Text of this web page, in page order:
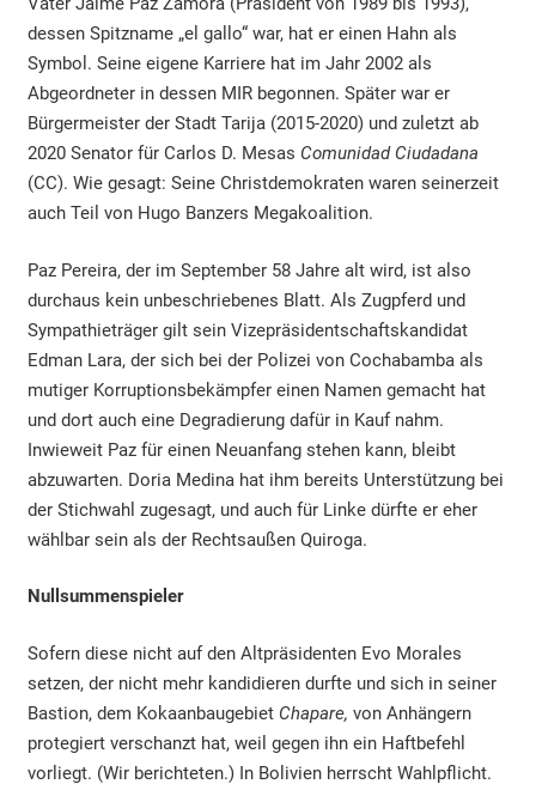
dessen Spitzname „el gallo“ war, hat er einen Hahn als
Symbol. Seine eigene Karriere hat im Jahr 2002 als
Abgeordneter in dessen MIR begonnen. Später war er
Bürgermeister der Stadt Tarija (2015-2020) und zuletzt ab
2020 Senator für Carlos D. Mesas Comunidad Ciudadana
(CC). Wie gesagt: Seine Christdemokraten waren seinerzeit
auch Teil von Hugo Banzers Megakoalition.
Paz Pereira, der im September 58 Jahre alt wird, ist also
durchaus kein unbeschriebenes Blatt. Als Zugpferd und
Sympathieträger gilt sein Vizepräsidentschaftskandidat
Edman Lara, der sich bei der Polizei von Cochabamba als
mutiger Korruptionsbekämpfer einen Namen gemacht hat
und dort auch eine Degradierung dafür in Kauf nahm.
Inwieweit Paz für einen Neuanfang stehen kann, bleibt
abzuwarten. Doria Medina hat ihm bereits Unterstützung bei
der Stichwahl zugesagt, und auch für Linke dürfte er eher
wählbar sein als der Rechtsaußen Quiroga.
Nullsummenspieler
Sofern diese nicht auf den Altpräsidenten Evo Morales
setzen, der nicht mehr kandidieren durfte und sich in seiner
Bastion, dem Kokaanbaugebiet Chapare, von Anhängern
protegiert verschanzt hat, weil gegen ihn ein Haftbefehl
vorliegt. (Wir berichteten.) In Bolivien herrscht Wahlpflicht.